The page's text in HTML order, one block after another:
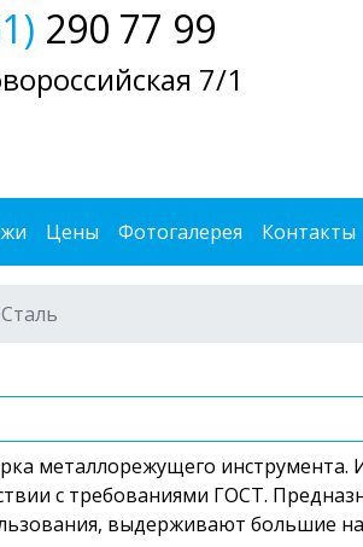
290 77 99
7/1
Цены Фотогалерея Контакты
металлорежущего инструмента.
с требованиями ГОСТ.
выдерживают большие